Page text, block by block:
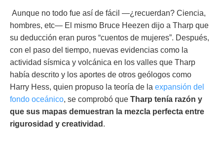
Aunque no todo fue así de fácil —¿recuerdan? Ciencia,
hombres, etc— El mismo Bruce Heezen dijo a Tharp que
su deducción eran puros “cuentos de mujeres”. Después,
con el paso del tiempo, nuevas evidencias como la
actividad sísmica y volcánica en los valles que Tharp
había descrito y los aportes de otros geólogos como
Harry Hess, quien propuso la teoría de la expansión del
fondo oceánico, se comprobó que Tharp tenía razón y
que sus mapas demuestran la mezcla perfecta entre
rigurosidad y creatividad .